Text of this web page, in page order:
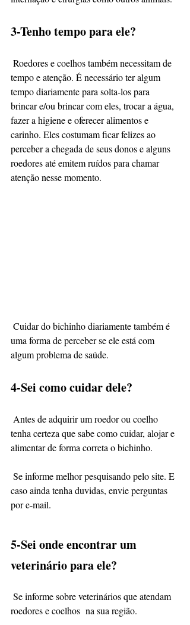
3-Tenho tempo para ele?
tempo e atenção. É necessário ter algum
tempo diariamente para solta-los para
brincar e/ou brincar com eles, trocar a água,
fazer a higiene e oferecer alimentos e
carinho. Eles costumam ficar felizes ao
perceber a chegada de seus donos e alguns
roedores até emitem ruídos para chamar
atenção nesse momento.
uma forma de perceber se ele está com
algum problema de saúde.
4-Sei como cuidar dele?
tenha certeza que sabe como cuidar, alojar e
alimentar de forma correta o bichinho.
caso ainda tenha duvidas, envie perguntas
por e-mail.
5-Sei onde encontrar um
veterinário para ele?
roedores e coelhos  na sua região.